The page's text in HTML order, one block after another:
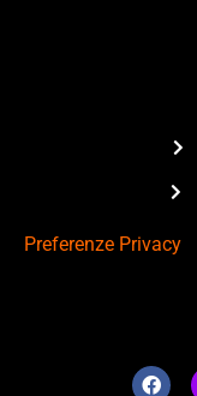
Preferenze Privacy